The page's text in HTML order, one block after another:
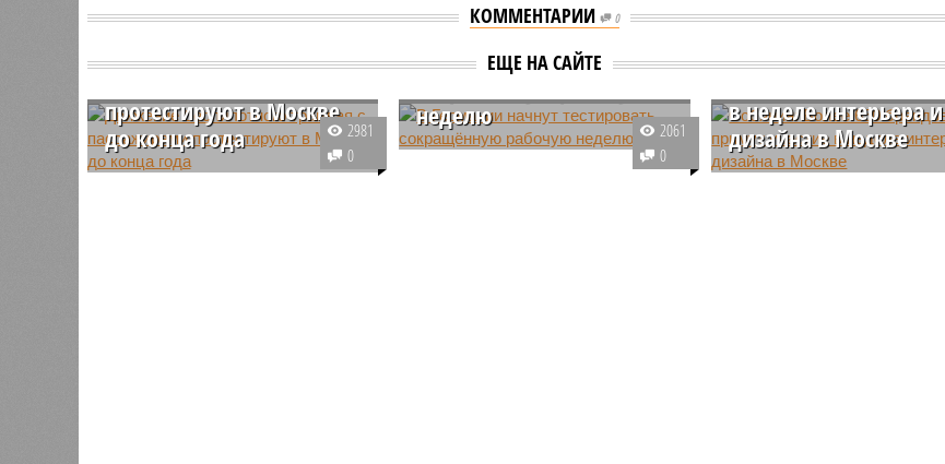
КОММЕНТАРИИ 0
ЕЩЕ НА САЙТЕ
Движение беспилотного
протестируют в Москве
до конца года
До конца текущего года в Москве
2981
0
В Германии начнут
тестировать
неделю
В Германии на фоне кризиса
2061
0
Собянин: Более 650
в неделе интерьера и
дизайна в Москве
Мэр Москвы рассказал